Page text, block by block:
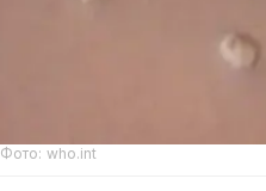
Фото: who.int